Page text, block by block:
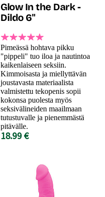
Glow In the Dark -
Dildo 6"
Pimeässä hohtava pikku
"pippeli" tuo iloa ja nautintoa
kaikenlaiseen seksiin.
Kimmoisasta ja miellyttävän
joustavasta materiaalista
valmistettu tekopenis sopii
kokonsa puolesta myös
seksivälineiden maailmaan
tutustuvalle ja pienemmästä
pitävälle.
18.99 €